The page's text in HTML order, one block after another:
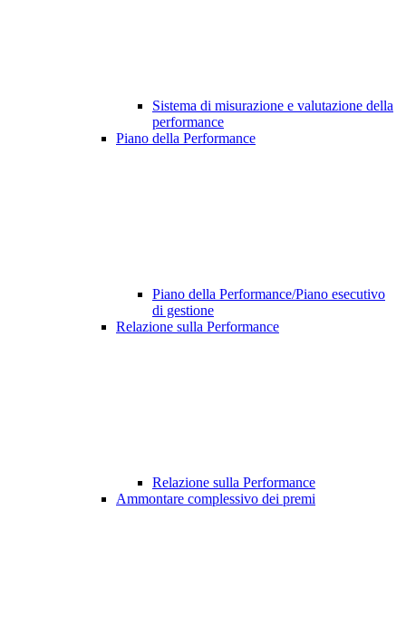
Sistema di misurazione e valutazione della
performance
Piano della Performance
Piano della Performance/Piano esecutivo
di gestione
Relazione sulla Performance
Relazione sulla Performance
Ammontare complessivo dei premi